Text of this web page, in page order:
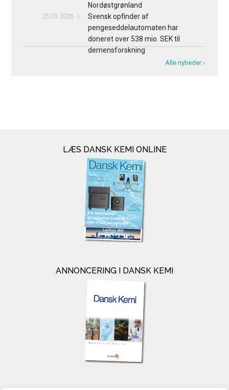
Nordøstgrønland
25.03.2026
Svensk opfinder af
pengeseddelautomaten har
doneret over 538 mio. SEK til
demensforskning
Alle nyheder ›
LÆS DANSK KEMI ONLINE
ANNONCERING I DANSK KEMI